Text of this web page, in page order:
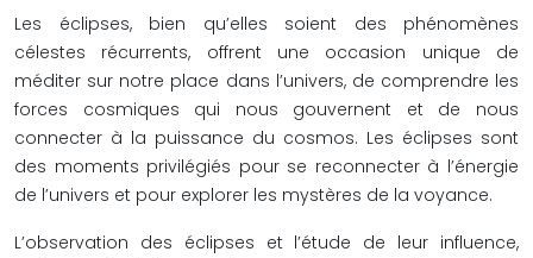
Les éclipses, bien qu’elles soient des phénomènes
célestes récurrents, offrent une occasion unique de
méditer sur notre place dans l’univers, de comprendre les
forces cosmiques qui nous gouvernent et de nous
connecter à la puissance du cosmos. Les éclipses sont
des moments privilégiés pour se reconnecter à l’énergie
de l’univers et pour explorer les mystères de la voyance.
L’observation des éclipses et l’étude de leur influence,